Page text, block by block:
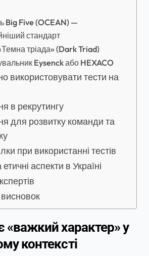
Big Five (OCEAN) —
стандарт
тріада» (Dark Triad)
Eysenck або HEXACO
використовувати тести на
в рекрутингу
для розвитку команди та
при використанні тестів
аспекти в Україні
«важкий характер» у
контексті